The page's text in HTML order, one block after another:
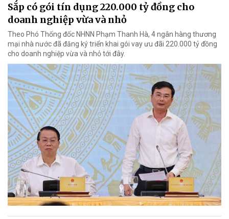
Sắp có gói tín dụng 220.000 tỷ đồng cho
doanh nghiệp vừa và nhỏ
Theo Phó Thống đốc NHNN Phạm Thanh Hà, 4 ngân hàng thương
mại nhà nước đã đăng ký triển khai gói vay ưu đãi 220.000 tỷ đồng
cho doanh nghiệp vừa và nhỏ tới đây.